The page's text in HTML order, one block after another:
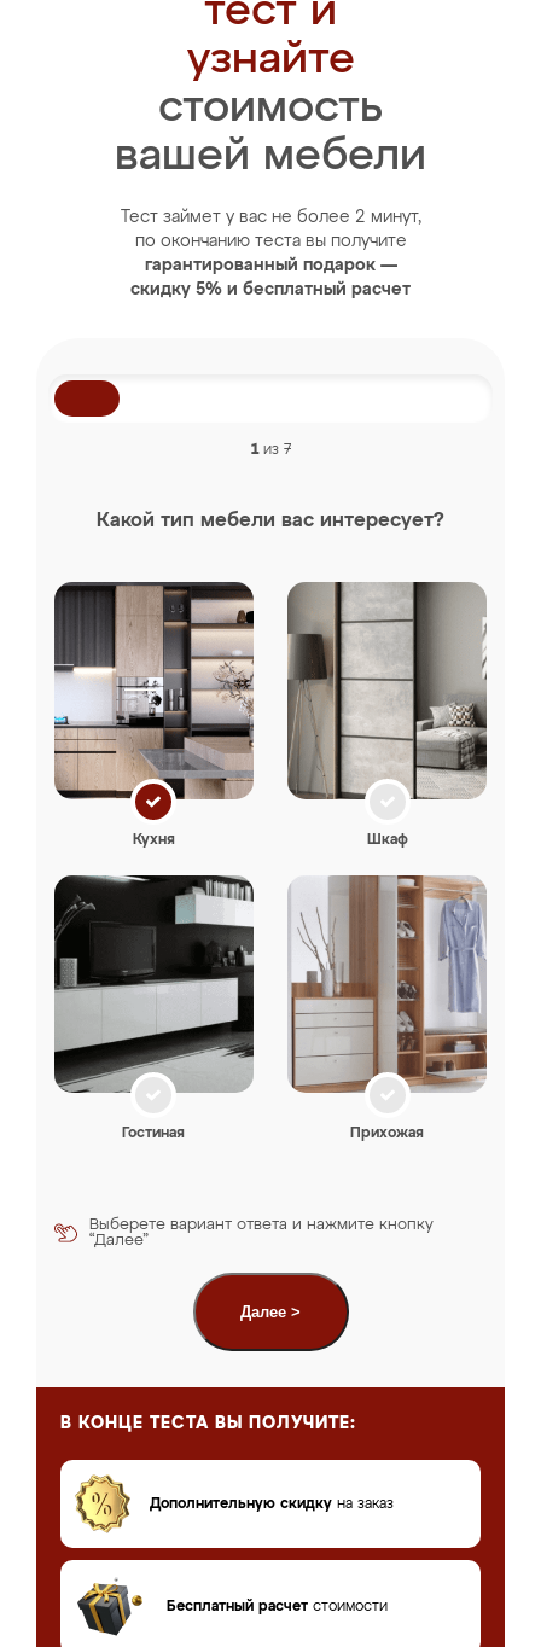
тест и
узнайте
стоимость
вашей мебели
Тест займет у вас не более 2 минут,
по окончанию теста вы получите
гарантированный подарок —
скидку 5% и бесплатный расчет
1 из 7
Какой тип мебели вас интересует?
Кухня Шкаф
Гостиная Прихожая
Выберете вариант ответа и нажмите кнопку
“Далее”
Далее >
В КОНЦЕ ТЕСТА ВЫ ПОЛУЧИТЕ:
Дополнительную скидку на заказ
Бесплатный расчет стоимости